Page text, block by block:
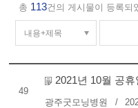
총 113건의 게시물이 등록되
49
2021년 10월 공
광주굿모닝병원